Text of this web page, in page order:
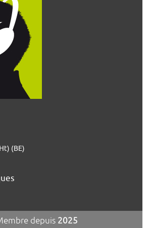
(BE)
depuis 2025